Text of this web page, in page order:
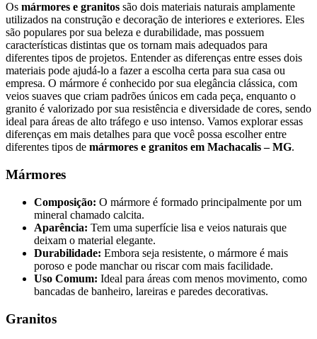
Os mármores e granitos são dois materiais naturais amplamente
utilizados na construção e decoração de interiores e exteriores. Eles
são populares por sua beleza e durabilidade, mas possuem
características distintas que os tornam mais adequados para
diferentes tipos de projetos. Entender as diferenças entre esses dois
materiais pode ajudá-lo a fazer a escolha certa para sua casa ou
empresa. O mármore é conhecido por sua elegância clássica, com
veios suaves que criam padrões únicos em cada peça, enquanto o
granito é valorizado por sua resistência e diversidade de cores, sendo
ideal para áreas de alto tráfego e uso intenso. Vamos explorar essas
diferenças em mais detalhes para que você possa escolher entre
diferentes tipos de mármores e granitos em Machacalis – MG.
Mármores
Composição: O mármore é formado principalmente por um
mineral chamado calcita.
Aparência: Tem uma superfície lisa e veios naturais que
deixam o material elegante.
Durabilidade: Embora seja resistente, o mármore é mais
poroso e pode manchar ou riscar com mais facilidade.
Uso Comum: Ideal para áreas com menos movimento, como
bancadas de banheiro, lareiras e paredes decorativas.
Granitos